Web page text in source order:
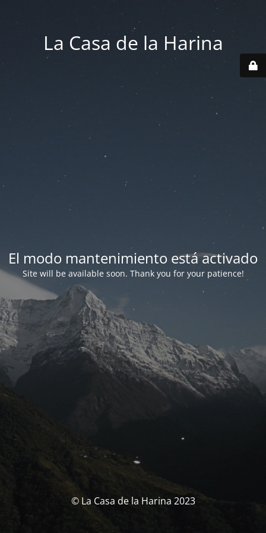
La Casa de la Harina
El modo mantenimiento está activado
Site will be available soon. Thank you for your patience!
© La Casa de la Harina 2023